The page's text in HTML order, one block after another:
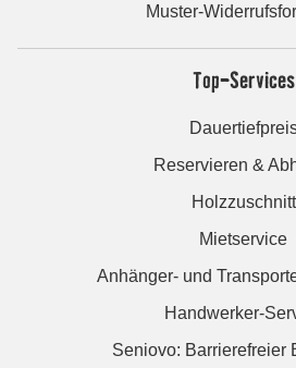
Muster-
Top-Services
Reservieren &
Holzzuschnitt
Mietservice
Anhänger- und
Handwerker-
Seniovo: Barrierefreier